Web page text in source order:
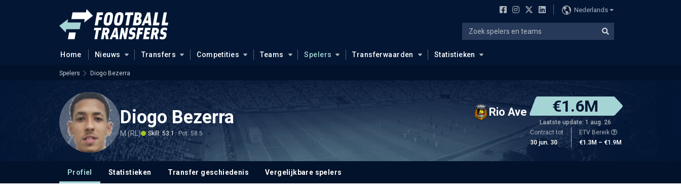
Nederlands
Home Nieuws Transfers Competities Teams Spelers Transferwaarden Statistieken
Spelers Diogo Bezerra
Diogo Bezerra
M (RL) Skill: 53.1 Pot: 58.5
Rio Ave €1.6M
Laatste update: 1 aug. 26
Contract tot
30 jun. 30
ETV Bereik
€1.3M – €1.9M
Profiel Statistieken Transfer geschiedenis Vergelijkbare spelers